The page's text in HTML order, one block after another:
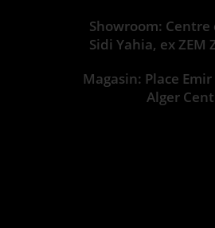
Showroom: Centre
Sidi Yahia, ex ZEM
Magasin: Place
Alger